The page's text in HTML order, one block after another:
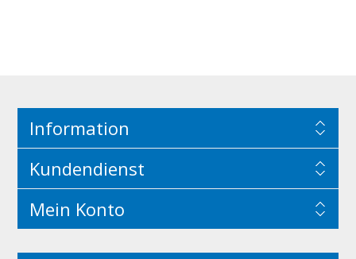
Information
Kundendienst
Mein Konto